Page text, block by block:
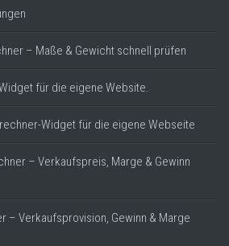
– Maße & Gewicht schnell prüfen
für die eigene Website.
Widget für die eigene Webseite
– Verkaufspreis, Marge & Gewinn
– Verkaufsprovision, Gewinn & Marge